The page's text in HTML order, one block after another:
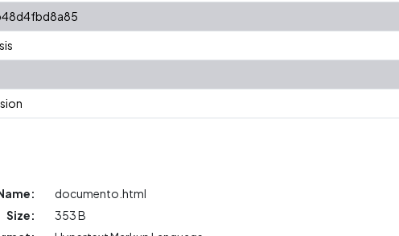
documento.html
Size:
353 B